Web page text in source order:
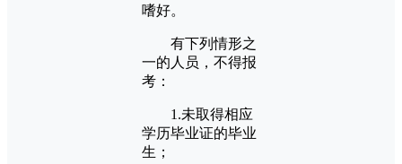
嗜好。
有下列情形之
一的人员，不得报
考：
1.未取得相应
学历毕业证的毕业
生；